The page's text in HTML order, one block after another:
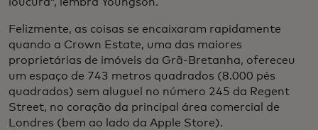
Felizmente, as coisas se encaixaram rapidamente
quando a Crown Estate, uma das maiores
proprietárias de imóveis da Grã-Bretanha, ofereceu
um espaço de 743 metros quadrados (8.000 pés
quadrados) sem aluguel no número 245 da Regent
Street, no coração da principal área comercial de
Londres (bem ao lado da Apple Store).